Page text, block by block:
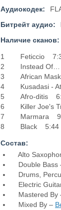
Аудиокодек:
Битрейт аудио:
Наличие сканов:
1 Feticcio
2 Instead
3 African
4 Kusadasi -
5 Afro-ditis
6 Killer Joe's
7 Marmara
8 Black 5:44
Состав:
Alto
Double Bass
Drums,
Electric Guitar
Mastered By
Mixed By –